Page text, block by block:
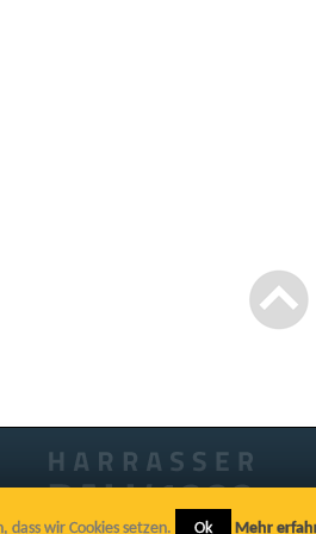
wir Cookies setzen. Ok Mehr